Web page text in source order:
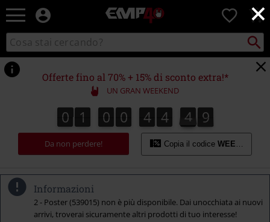
×
EMP
Musica,
Serie
TV
&
Videogame
merch
Abbigliamento
Alternativo
0
Cerca
nel
catalogo
Cerca
Punto
di
ritiro
Offerte fino al 70% + 15% di sconto extra!*
UN GRAN WEEKEND
0
0 1
1 0
0 0
0 4
4 4
4 4
5
4 7
8
7
9
8
Da non perdere! Copia il codice WEEKEND
Informazioni
2 - Poster (539015) non è più disponibile. Dai unocchiata ai nuovi
arrivi, troverai sicuramente altri prodotti di tuo interesse!